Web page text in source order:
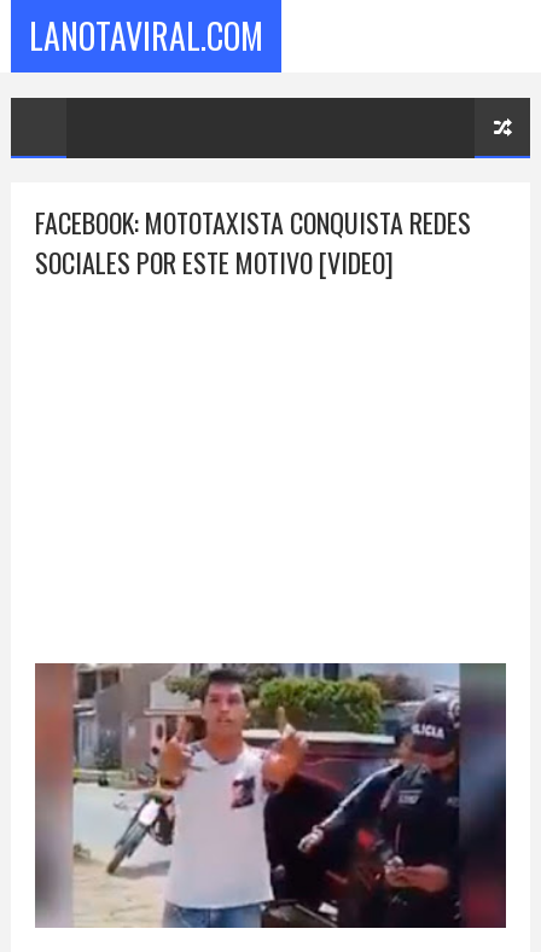
LANOTAVIRAL.COM
FACEBOOK: MOTOTAXISTA CONQUISTA REDES
SOCIALES POR ESTE MOTIVO [VIDEO]